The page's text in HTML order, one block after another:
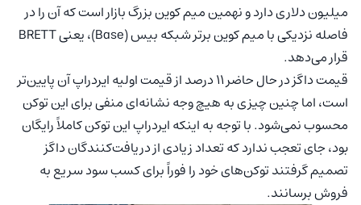
میلیون دلاری دارد و نهمین میم کوین بزرگ بازار است که آن را در
فاصله نزدیکی با میم کوین برتر شبکه بیس (Base)، یعنی BRETT
قرار می‌دهد.
قیمت داگز در حال حاضر 11 درصد از قیمت اولیه ایردراپ آن پایین‌تر
است، اما چنین چیزی به هیچ وجه نشانه‌ای منفی برای این توکن
محسوب نمی‌شود. با توجه به اینکه ایردراپ این توکن کاملاً رایگان
بود، جای تعجب ندارد که تعداد زیادی از دریافت‌کنندگان داگز
تصمیم گرفتند توکن‌های خود را فوراً برای کسب سود سریع به
فروش برسانند.